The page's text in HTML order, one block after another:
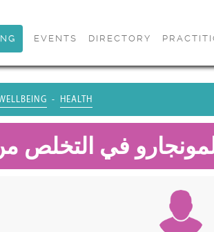
EVENTS DIRECTORY
HEALTH
في التخلص